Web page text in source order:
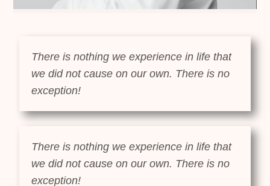
There is nothing we experience in life that
we did not cause on our own. There is no
exception!
There is nothing we experience in life that
we did not cause on our own. There is no
exception!